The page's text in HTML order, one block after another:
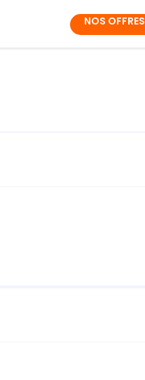
NOS OFFRES